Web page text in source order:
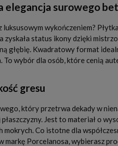
elegancja surowego
wykończeniem?
status ikony dzięki
głębię. Kwadratowy format
To wybór dla osób, które cenią
gresu
który przetrwa dekady w
Jest to materiał o
Co istotne dla
Porcelanosa, wybierasz